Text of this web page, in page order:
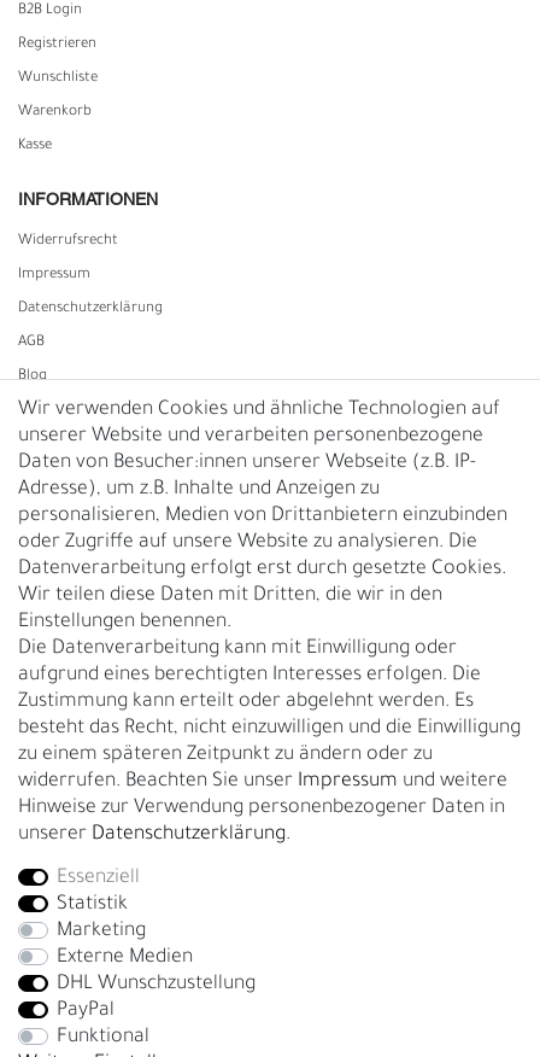
B2B Login
Registrieren
Wunschliste
Warenkorb
Kasse
INFORMATIONEN
Widerrufs­recht
Impressum
Daten­schutz­erklärung
AGB
Blog
Vertrag widerrufen
UNTERNEHMEN
Nachhaltigkeit
Kontakt
Über uns
Rückgabe
Gürtelgröße messen
Garantie
GESCHÄFTSKUNDEN & HÄNDLER
B2B Geschäftskunden
Bei Fragen wenden Sie sich direkt an unser Service-Team.
+4917663727338
Montag - Freitag, 09:00 - 14:00
info@fronhofer.com
Gürtelmanufaktur Fronhofer, 93053 Regensburg, Nelkenweg 3b
Wir verwenden Cookies und ähnliche Technologien auf
unserer Website und verarbeiten personenbezogene
Daten von Besucher:innen unserer Webseite (z.B. IP-
Adresse), um z.B. Inhalte und Anzeigen zu
personalisieren, Medien von Drittanbietern einzubinden
oder Zugriffe auf unsere Website zu analysieren. Die
Datenverarbeitung erfolgt erst durch gesetzte Cookies.
Wir teilen diese Daten mit Dritten, die wir in den
Einstellungen benennen.
Die Datenverarbeitung kann mit Einwilligung oder
aufgrund eines berechtigten Interesses erfolgen. Die
Zustimmung kann erteilt oder abgelehnt werden. Es
besteht das Recht, nicht einzuwilligen und die Einwilligung
zu einem späteren Zeitpunkt zu ändern oder zu
widerrufen. Beachten Sie unser Impressum und weitere
Hinweise zur Verwendung personenbezogener Daten in
unserer Daten­schutz­erklärung.
Essenziell
Statistik
Marketing
Externe Medien
DHL Wunschzustellung
PayPal
Funktional